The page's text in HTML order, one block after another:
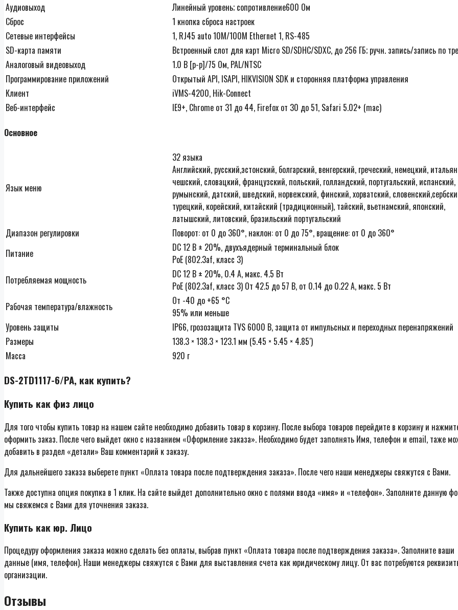
Аудиовыход
Линейный уровень; сопротивление600 Ом
Сброс
1 кнопка сброса настроек
Сетевые интерфейсы
1, RJ45 auto 10M/100M Ethernet 1, RS-485
SD-карта памяти
Встроенный слот для карт Micro SD/SDHC/SDXC, до 256 ГБ; ручн. запись/запись по
Аналоговый видеовыход
1.0 В [p-p]/75 Ом, PAL/NTSC
Программирование приложений
Открытый API, ISAPI, HIKVISION SDK и сторонняя платформа управления
Клиент
iVMS-4200, Hik-Connect
Веб-интерфейс
IE9+, Chrome от 31 до 44, Firefox от 30 до 51, Safari 5.02+ (mac)
Основное
Язык меню
32 языка
Английский, русский,эстонский, болгарский, венгерский, греческий, немецкий,
чешский, словацкий, французский, польский, голландский, португальский, испанский,
румынский, датский, шведский, норвежский, финский, хорватский,
турецкий, корейский, китайский (традиционный), тайский, вьетнамский, японский,
латышский, литовский, бразильский португальский
Диапазон регулировки
Поворот: от 0 до 360°, наклон: от 0 до 75°, вращение: от 0 до 360°
Питание
DC 12 В ± 20%, двухъядерный терминальный блок
PoE (802.3af, класс 3)
Потребляемая мощность
DC 12 В ± 20%, 0.4 А, макс. 4.5 Вт
PoE (802.3af, класс 3) От 42.5 до 57 В, от 0.14 до 0.22 А, макс. 5 Вт
Рабочая температура/влажность
От -40 до +65 °C
95% или меньше
Уровень защиты
IP66, грозозащита TVS 6000 В, защита от импульсных и переходных перенапряжений
Размеры
138.3 × 138.3 × 123.1 мм (5.45 × 5.45 × 4.85′)
Масса
920 г
DS-2TD1117-6/PA, как купить?
Купить как физ лицо
Для того чтобы купить товар на нашем сайте необходимо добавить товар в корзину. После выбора товаров перейдите в корзину и
оформить заказ. После чего выйдет окно с названием «Оформление заказа». Необходимо будет заполнять Имя, телефон и email, таже
добавить в раздел «детали» Ваш комментарий к заказу.
Для дальнейшего заказа выберете пункт «Оплата товара после подтверждения заказа». После чего наши менеджеры свяжутся с Вами.
Также доступна опция покупка в 1 клик. На сайте выйдет дополнительно окно с полями ввода «имя» и «телефон». Заполните данную
мы свяжемся с Вами для уточнения заказа.
Купить как юр. Лицо
Процедуру оформления заказа можно сделать без оплаты, выбрав пункт «Оплата товара после подтверждения заказа». Заполните ваши
данные (имя, телефон). Наши менеджеры свяжутся с Вами для выставления счета как юридическому лицу. От вас потребуются
организации.
Отзывы